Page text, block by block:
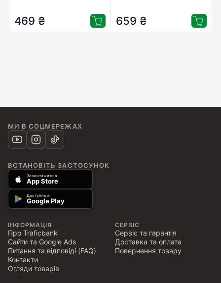
469 ₴ 659 ₴
МИ В СОЦМЕРЕЖАХ
ВСТАНОВІТЬ ЗАСТОСУНОК
Завантажити в
App Store
Доступно в
Google Play
ІНФОРМАЦІЯ
Про Traficbank
Сайти та Google Ads
Питання та відповіді (FAQ)
Контакти
Огляди товарів
СЕРВІС
Сервіс та гарантія
Доставка та оплата
Повернення товару